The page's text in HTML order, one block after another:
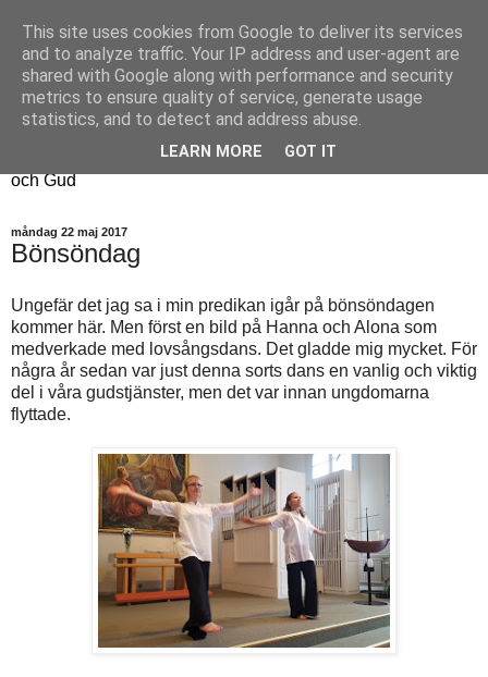
Fyren
Fyren finns för att sprida ljus i mörkret
För att påminna om guldkanterna i tillvaron
Här samsas jakt, hantverk, odling, och andra tankar om livet
och Gud
måndag 22 maj 2017
Bönsöndag
Ungefär det jag sa i min predikan igår på bönsöndagen
kommer här. Men först en bild på Hanna och Alona som
medverkade med lovsångsdans. Det gladde mig mycket. För
några år sedan var just denna sorts dans en vanlig och viktig
del i våra gudstjänster, men det var innan ungdomarna
flyttade.
This site uses cookies from Google to deliver its services
and to analyze traffic. Your IP address and user-agent are
shared with Google along with performance and security
metrics to ensure quality of service, generate usage
statistics, and to detect and address abuse.
LEARN MORE GOT IT